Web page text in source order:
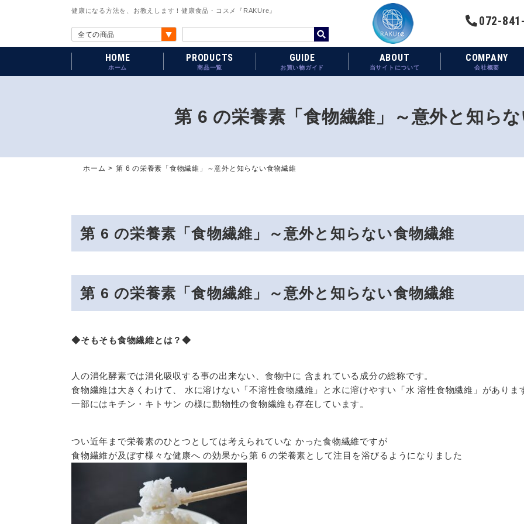
健康になる方法を、お教えします！健康食品・コスメ『RAKUre』
072-
HOME
ホーム
PRODUCTS
商品一覧
GUIDE
お買い物ガイド
ABOUT
当サイトについて
COMPANY
会社概要
第 6 の栄養素「食物繊維」～意外と知ら
ホーム 第 6 の栄養素「食物繊維」～意外と知らない食物繊維
第 6 の栄養素「食物繊維」～意外と知らない食物繊維
第 6 の栄養素「食物繊維」～意外と知らない食物繊維
◆そもそも食物繊維とは？◆
人の消化酵素では消化吸収する事の出来ない、食物中に 含まれている成分の総称です。
食物繊維は大きくわけて、 水に溶けない「不溶性食物繊維」と水に溶けやすい「水 溶性食物繊維」がありま
一部にはキチン・キトサン の様に動物性の食物繊維も存在しています。
つい近年まで栄養素のひとつとしては考えられていな かった食物繊維ですが
食物繊維が及ぼす様々な健康へ の効果から第 6 の栄養素として注目を浴びるようになりました